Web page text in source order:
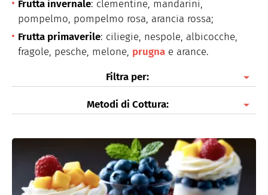
Frutta invernale: clementine, mandarini,
pompelmo, pompelmo rosa, arancia rossa;
Frutta primaverile: ciliegie, nespole, albicocche,
fragole, pesche, melone, prugna e arance.
Filtra per:
Macedonia
Metodi di Cottura:
Al forno